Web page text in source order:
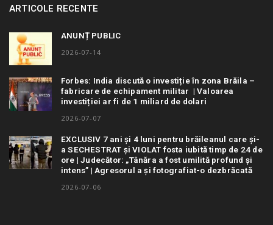
ARTICOLE RECENTE
ANUNȚ PUBLIC
2026-07-14
Forbes: India discută o investiție în zona Brăila –
fabricare de echipament militar | Valoarea
investiției ar fi de 1 miliard de dolari
2026-07-07
EXCLUSIV 7 ani și 4 luni pentru brăileanul care și-
a SECHESTRAT și VIOLAT fosta iubită timp de 24 de
ore | Judecător: „Tânăra a fost umilită profund și
intens” | Agresorul a și fotografiat-o dezbrăcată
2026-07-06